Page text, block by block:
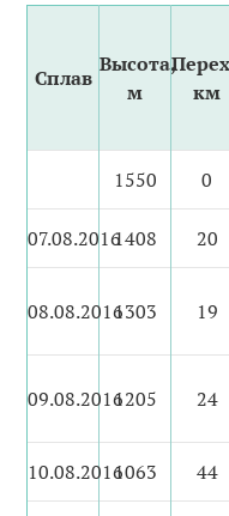
Сплав
Высота,
м
км
1550 0
07.08.20161408 20
08.08.20161303 19
09.08.20161205 24
10.08.20161063 44